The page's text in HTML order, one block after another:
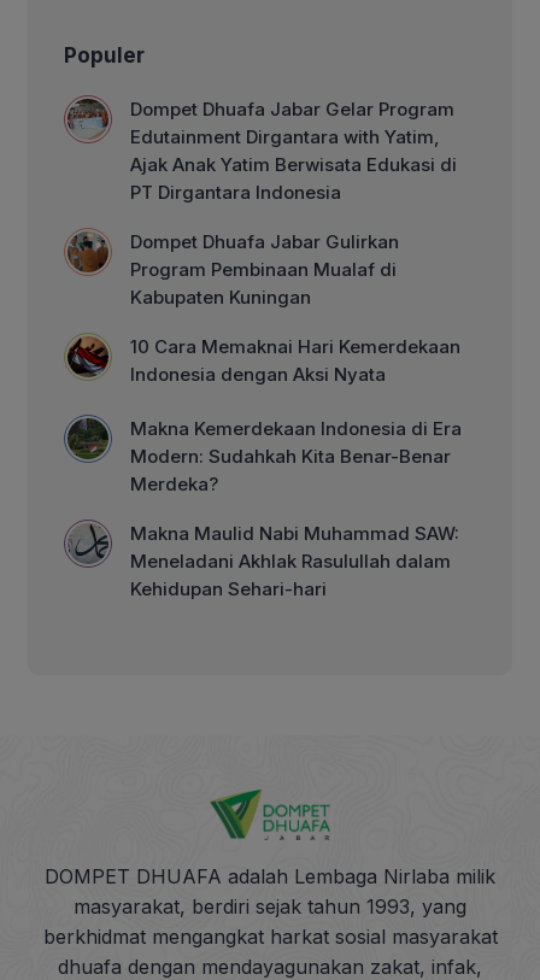
Populer
Dompet Dhuafa Jabar Gelar Program
Edutainment Dirgantara with Yatim,
Ajak Anak Yatim Berwisata Edukasi di
PT Dirgantara Indonesia
Dompet Dhuafa Jabar Gulirkan
Program Pembinaan Mualaf di
Kabupaten Kuningan
10 Cara Memaknai Hari Kemerdekaan
Indonesia dengan Aksi Nyata
Makna Kemerdekaan Indonesia di Era
Modern: Sudahkah Kita Benar-Benar
Merdeka?
Makna Maulid Nabi Muhammad SAW:
Meneladani Akhlak Rasulullah dalam
Kehidupan Sehari-hari
DOMPET DHUAFA adalah Lembaga Nirlaba milik
masyarakat, berdiri sejak tahun 1993, yang
berkhidmat mengangkat harkat sosial masyarakat
dhuafa dengan mendayagunakan zakat, infak,